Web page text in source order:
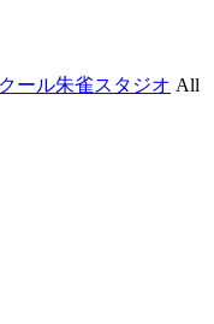
ール朱雀スタジオ All